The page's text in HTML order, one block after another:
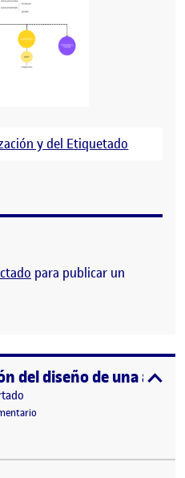
y del Etiquetado
para publicar un
del diseño de una app